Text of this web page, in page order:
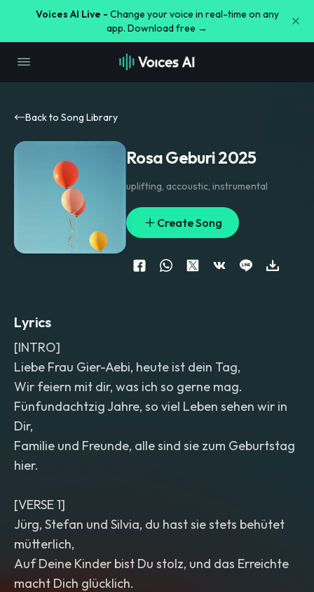
Voices AI Live - Change your voice in real-time on any
app. Download free →
Back to Song Library
Rosa Geburi 2025
uplifting, accoustic, instrumental
Create Song
Lyrics
[INTRO]
Liebe Frau Gier-Aebi, heute ist dein Tag,
Wir feiern mit dir, was ich so gerne mag.
Fünfundachtzig Jahre, so viel Leben sehen wir in
Dir,
Familie und Freunde, alle sind sie zum Geburtstag
hier.
[VERSE 1]
Jürg, Stefan und Silvia, du hast sie stets behütet
mütterlich,
Auf Deine Kinder bist Du stolz, und das Erreichte
macht Dich glücklich.